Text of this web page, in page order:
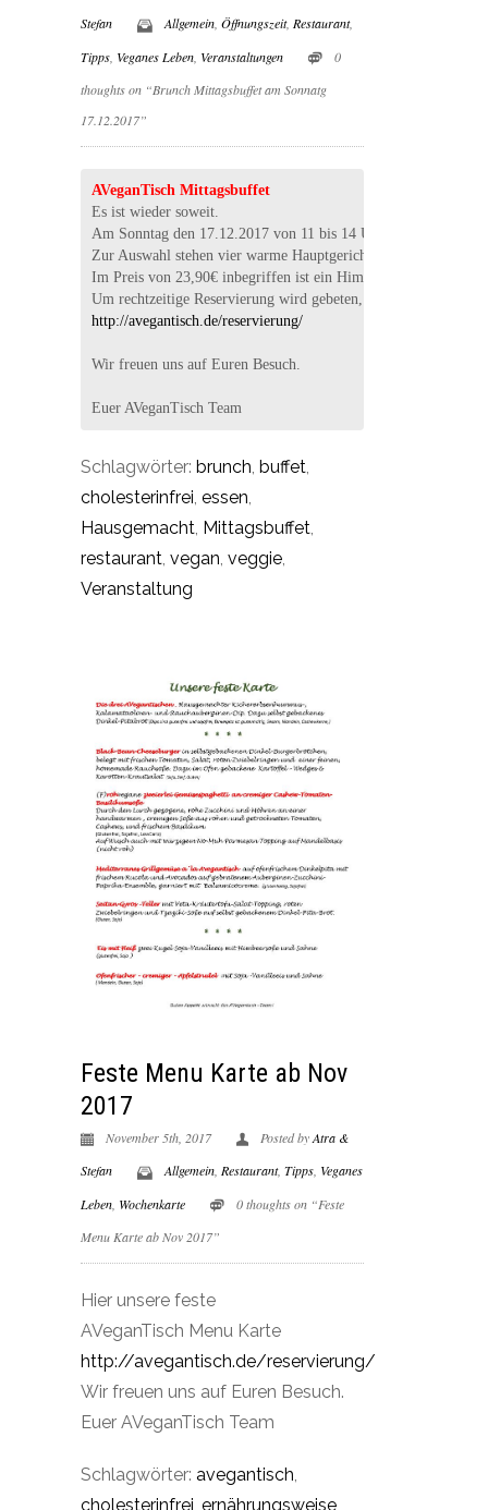
Stefan
Allgemein, Öffnungszeit, Restaurant,
Tipps Veganes Leben Veranstaltungen
0
thoughts on “Brunch Mittagsbuffet am Sonnatg
17.12.2017”
AVeganTisch Mittagsbuffet
Es ist wieder soweit.
Am Sonntag den 17.12.2017 von 11 bis 14 Uhr findet unser
Zur Auswahl stehen vier warme Hauptgerichte sowie
Im Preis von 23,90€ inbegriffen ist ein Himbi-Holler-Aperitif.
http://avegantisch.de/reservierung/
Wir freuen uns auf Euren Besuch.
Euer AVeganTisch Team
Schlagwörter: brunch, buffet,
cholesterinfrei, essen,
Hausgemacht, Mittagsbuffet,
restaurant, vegan, veggie,
Veranstaltung
Feste Menu Karte ab Nov
2017
November 5th, 2017 Posted byAtra &
Stefan
Allgemein, Restaurant, Tipps, Veganes
Leben Wochenkarte
0 thoughts on “Feste
Menu Karte ab Nov 2017”
Hier unsere feste
AVeganTisch Menu Karte
http://avegantisch.de/reservierung/
Wir freuen uns auf Euren Besuch.
Euer AVeganTisch Team
Schlagwörter: avegantisch,
cholesterinfrei ernährungsweise